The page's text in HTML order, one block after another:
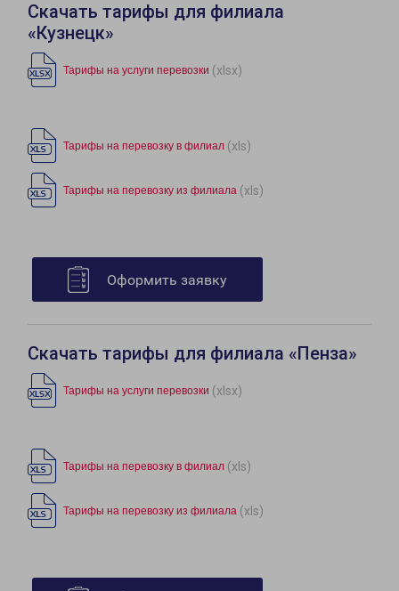
Скачать тарифы для филиала
«Кузнецк»
Тарифы на услуги перевозки (xlsx)
Тарифы на перевозку в филиал (xls)
Тарифы на перевозку из филиала (xls)
Оформить заявку
Скачать тарифы для филиала «Пенза»
Тарифы на услуги перевозки (xlsx)
Тарифы на перевозку в филиал (xls)
Тарифы на перевозку из филиала (xls)